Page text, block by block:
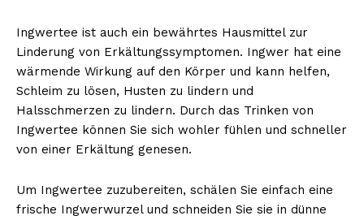
Ingwertee ist auch ein bewährtes Hausmittel zur
Linderung von Erkältungssymptomen. Ingwer hat eine
wärmende Wirkung auf den Körper und kann helfen,
Schleim zu lösen, Husten zu lindern und
Halsschmerzen zu lindern. Durch das Trinken von
Ingwertee können Sie sich wohler fühlen und schneller
von einer Erkältung genesen.
Um Ingwertee zuzubereiten, schälen Sie einfach eine
frische Ingwerwurzel und schneiden Sie sie in dünne